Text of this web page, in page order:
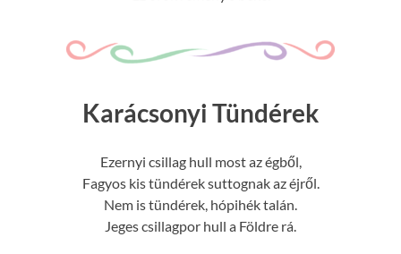
Karácsonyi Tündérek
Ezernyi csillag hull most az égből,
Fagyos kis tündérek suttognak az éjről.
Nem is tündérek, hópihék talán.
Jeges csillagpor hull a Földre rá.